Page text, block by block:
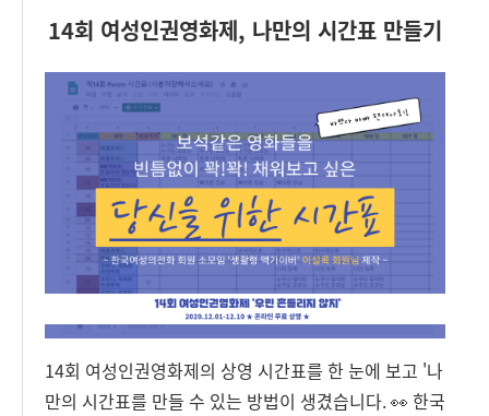
14회 여성인권영화제, 나만의 시간표 만들기
14회 여성인권영화제의 상영 시간표를 한 눈에 보고 '나
만의 시간표를 만들 수 있는 방법이 생겼습니다. 👀 한국